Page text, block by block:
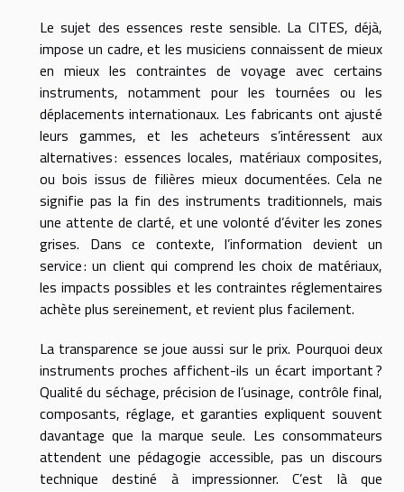
Le sujet des essences reste sensible. La CITES, déjà,
impose un cadre, et les musiciens connaissent de mieux
en mieux les contraintes de voyage avec certains
instruments, notamment pour les tournées ou les
déplacements internationaux. Les fabricants ont ajusté
leurs gammes, et les acheteurs s’intéressent aux
alternatives : essences locales, matériaux composites,
ou bois issus de filières mieux documentées. Cela ne
signifie pas la fin des instruments traditionnels, mais
une attente de clarté, et une volonté d’éviter les zones
grises. Dans ce contexte, l’information devient un
service : un client qui comprend les choix de matériaux,
les impacts possibles et les contraintes réglementaires
achète plus sereinement, et revient plus facilement.
La transparence se joue aussi sur le prix. Pourquoi deux
instruments proches affichent-ils un écart important ?
Qualité du séchage, précision de l’usinage, contrôle final,
composants, réglage, et garanties expliquent souvent
davantage que la marque seule. Les consommateurs
attendent une pédagogie accessible, pas un discours
technique destiné à impressionner. C’est là que